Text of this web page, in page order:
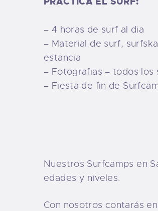
– 4 horas de surf al dia
– Material de surf,
estancia
– Fotografias – todos
– Fiesta de fin de
Nuestros Surfcamps en
edades y niveles.
Con nosotros contarás